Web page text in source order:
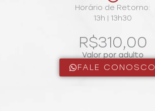
Horário de Retorno:
13h | 13h30
R$310,00
Valor por adulto
FALE CONOSCO